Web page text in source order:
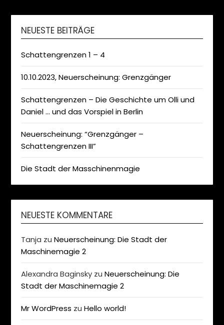
NEUESTE BEITRÄGE
Schattengrenzen 1 – 4
10.10.2023, Neuerscheinung: Grenzgänger
Schattengrenzen – Die Geschichte um Olli und
Daniel … und das Vorspiel in Berlin
Neuerscheinung: “Grenzgänger –
Schattengrenzen III”
Die Stadt der Masschinenmagie
NEUESTE KOMMENTARE
Tanja zuNeuerscheinung: Die Stadt der
Maschinemagie 2
Alexandra Baginsky zuNeuerscheinung: Die
Stadt der Maschinemagie 2
Mr WordPress zuHello world!